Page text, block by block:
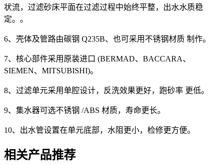
状流，过滤砂床平面在过滤过程中始终平整，出水水质稳
定。。
6、壳体及管路由碳钢 Q235B、也可采用不锈钢材质 制作。
7、核心部件采用原装进口 (BERMAD、BACCARA、
SIEMEN、MITSUBISHI)。
8、过滤单元采用单腔设计，反洗效果更好，跑砂率 更低。
9、集水器可选不锈钢 /ABS 材质，寿命更长。
10、出水管设置在单元底部，水阻更小，检修更方便。
相关产品推荐